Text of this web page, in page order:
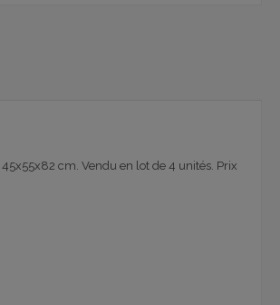
cm. Vendu en lot de 4 unités. Prix